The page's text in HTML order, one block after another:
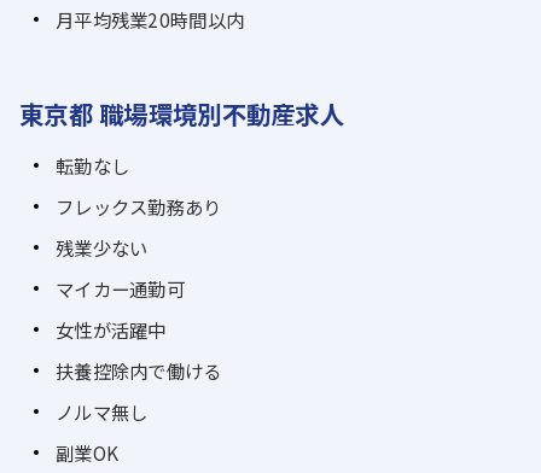
月平均残業20時間以内
東京都 職場環境別不動産求人
転勤なし
フレックス勤務あり
残業少ない
マイカー通勤可
女性が活躍中
扶養控除内で働ける
ノルマ無し
副業OK